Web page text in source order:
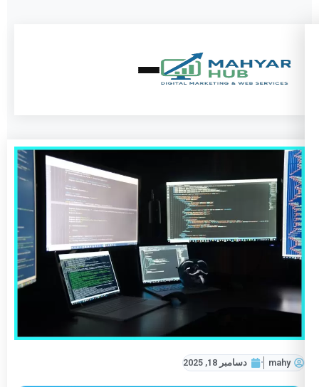
mahy دسامبر 18, 2025